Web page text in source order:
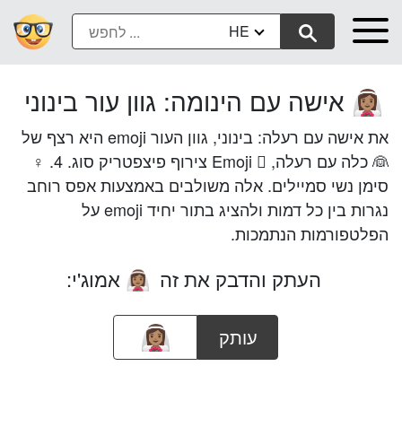
HE
👰🏽‍♀️ אישה עם הינומה: גוון עור בינוני
את אישה עם רעלה: בינוני, גוון העור emoji היא רצף של
👰 כלה עם רעלה, 🏽 Emoji צירוף פיצפטריק סוג. 4. ♀
סימן נשי סמיילים. אלה משולבים באמצעות אפס רוחב
נגרות בין כל דמות ולהציג בתור יחיד emoji על
הפלטפורמות הנתמכות.
העתק והדבק את זה 👰🏽‍♀️ אמוג'י:
עותק